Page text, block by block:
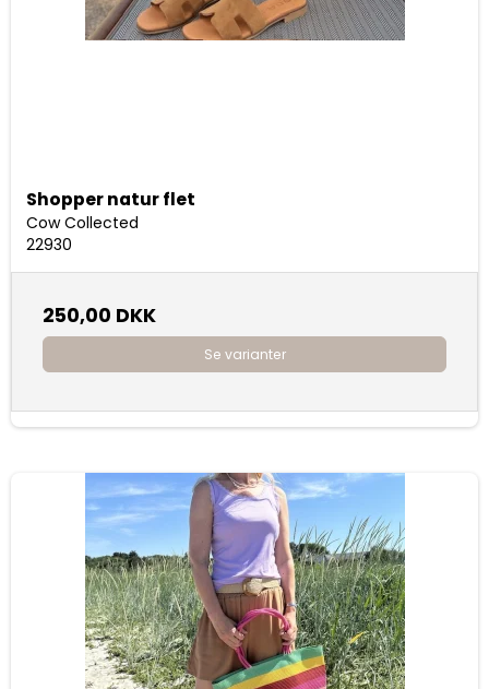
Shopper natur flet
Cow Collected
22930
250,00 DKK
Se varianter